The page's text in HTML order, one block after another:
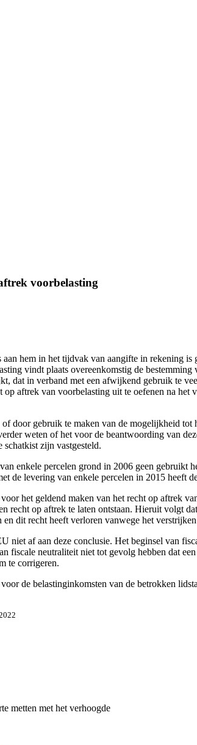
voorbelasting
hem in het tijdvak van aangifte in rekening
vindt plaats overeenkomstig de
dat in verband met een afwijkend gebruik te
aftrek van voorbelasting uit te oefenen na
door gebruik te maken van de mogelijkheid
weten of het voor de beantwoording van
zijn vastgesteld.
enkele percelen grond in 2006 geen gebruikt
de levering van enkele percelen in 2015 heeft
het geldend maken van het recht op aftrek
recht op aftrek te laten ontstaan. Hieruit volgt
dit recht heeft verloren vanwege het
af aan deze conclusie. Het beginsel van
fiscale neutraliteit niet tot gevolg hebben dat
te corrigeren.
de belastinginkomsten van de betrokken
metten met het verhoogde